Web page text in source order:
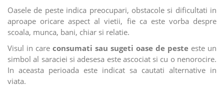
Oasele de peste indica preocupari, obstacole si dificultati in
aproape oricare aspect al vietii, fie ca este vorba despre
scoala, munca, bani, chiar si relatie.
Visul in care consumati sau sugeti oase de peste este un
simbol al saraciei si adesesa este ascociat si cu o nenorocire.
In aceasta perioada este indicat sa cautati alternative in
viata.